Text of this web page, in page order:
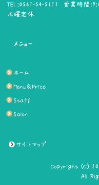
TEL:0561-54-5111 営業時間
水曜定休
メニュー
ホーム
Menu＆Price
Staff
Salon
サイトマップ
Copyright (C)
All